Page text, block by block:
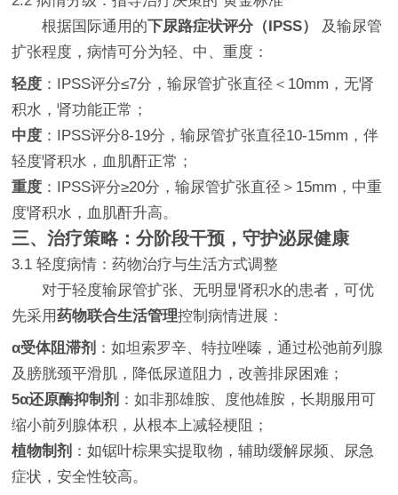
根据国际通用的下尿路症状评分（IPSS）
及输尿管
扩张程度，病情可分为轻、中、重度：
轻度 ：IPSS评分≤7分，输尿管扩张直径＜10mm，无肾
积水，肾功能正常；
中度 ：IPSS评分8-19分，输尿管扩张直径10-15mm，伴
轻度肾积水，血肌酐正常；
重度 ：IPSS评分≥20分，输尿管扩张直径＞15mm，中重
度肾积水，血肌酐升高。
三、治疗策略：分阶段干预，守护泌尿健康
3.1 轻度病情：药物治疗与生活方式调整
对于轻度输尿管扩张、无明显肾积水的患者，可优
先采用药物联合生活管理控制病情进展：
α受体阻滞剂 ：如坦索罗辛、特拉唑嗪，通过松弛前列腺
及膀胱颈平滑肌，降低尿道阻力，改善排尿困难；
5α还原酶抑制剂 ：如非那雄胺、度他雄胺，长期服用可
缩小前列腺体积，从根本上减轻梗阻；
植物制剂 ：如锯叶棕果实提取物，辅助缓解尿频、尿急
症状，安全性较高。